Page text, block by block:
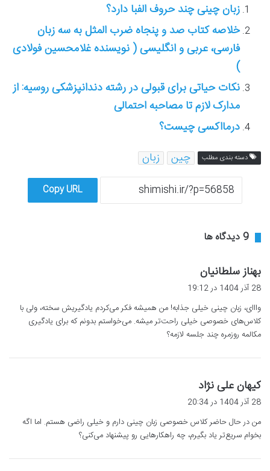
زبان چینی چند حروف الفبا دارد؟
خلاصه کتاب صد و پنجاه ضرب المثل به سه زبان
فارسى، عربى و انگلیسى ( نویسنده غلامحسین فولادی
)
نکات حیاتی برای قبولی در رشته دندانپزشکی روسیه: از
مدارک لازم تا مصاحبه احتمالی
درمااکسی چیست؟
دسته بندی مطلب چین زبان
Copy URL
‫9 دیدگاه ها
بهناز سلطانیان
ف
:
28 آذر 1404 در 19:12
وااای، زبان چینی خیلی جذابه! من همیشه فکر می‌کردم یادگیریش سخته، ولی با
کلاس‌های خصوصی خیلی راحت‌تر میشه. می‌خواستم بدونم که برای یادگیری
مکالمه روزمره چند جلسه لازمه؟
کیهان علی نژاد
ف
:
28 آذر 1404 در 20:34
من در حال حاضر کلاس خصوصی زبان چینی دارم و خیلی راضی هستم. اما اگه
بخوام سریع‌تر یاد بگیرم، چه راهکارهایی رو پیشنهاد می‌کنی؟